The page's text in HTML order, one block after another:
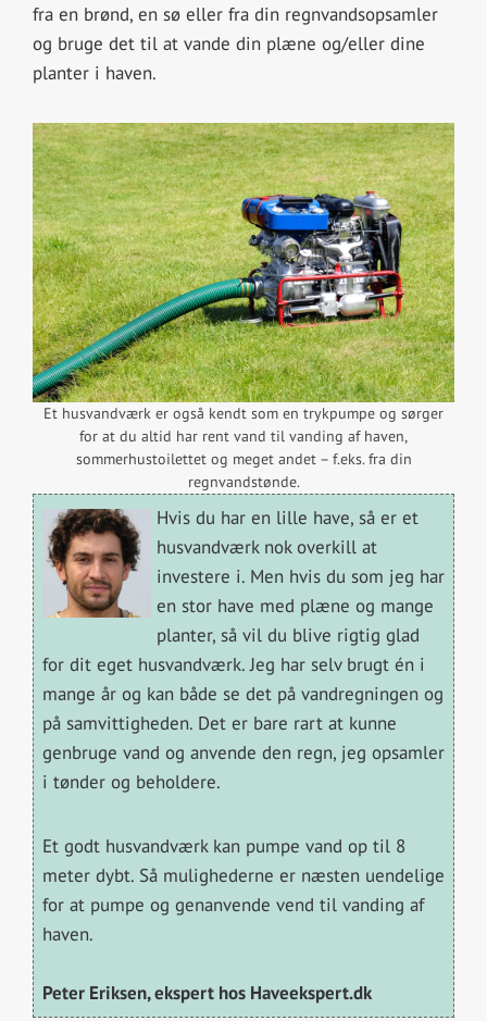
fra en brønd, en sø eller fra din regnvandsopsamler
og bruge det til at vande din plæne og/eller dine
planter i haven.
Et husvandværk er også kendt som en trykpumpe og sørger
for at du altid har rent vand til vanding af haven,
sommerhustoilettet og meget andet – f.eks. fra din
regnvandstønde.
Hvis du har en lille have, så er et
husvandværk nok overkill at
investere i. Men hvis du som jeg har
en stor have med plæne og mange
planter, så vil du blive rigtig glad
for dit eget husvandværk. Jeg har selv brugt én i
mange år og kan både se det på vandregningen og
på samvittigheden. Det er bare rart at kunne
genbruge vand og anvende den regn, jeg opsamler
i tønder og beholdere.
Et godt husvandværk kan pumpe vand op til 8
meter dybt. Så mulighederne er næsten uendelige
for at pumpe og genanvende vend til vanding af
haven.
Peter Eriksen, ekspert hos Haveekspert.dk